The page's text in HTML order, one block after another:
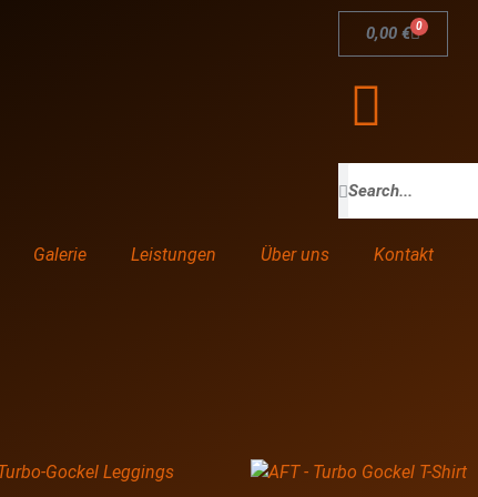
0,00 € 0
Galerie Leistungen Über uns Kontakt